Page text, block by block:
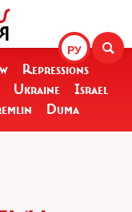
РУ
Repressions
Ukraine
Israel
Duma